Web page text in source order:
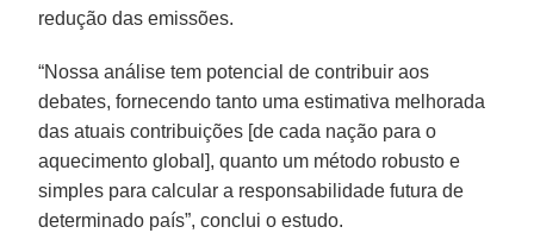
redução das emissões.
“Nossa análise tem potencial de contribuir aos
debates, fornecendo tanto uma estimativa melhorada
das atuais contribuições [de cada nação para o
aquecimento global], quanto um método robusto e
simples para calcular a responsabilidade futura de
determinado país”, conclui o estudo.